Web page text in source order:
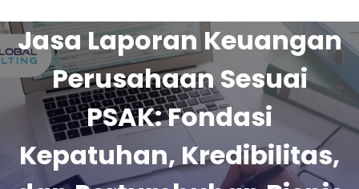
Jasa Laporan Keuangan
Perusahaan Sesuai
PSAK: Fondasi
Kepatuhan, Kredibilitas,